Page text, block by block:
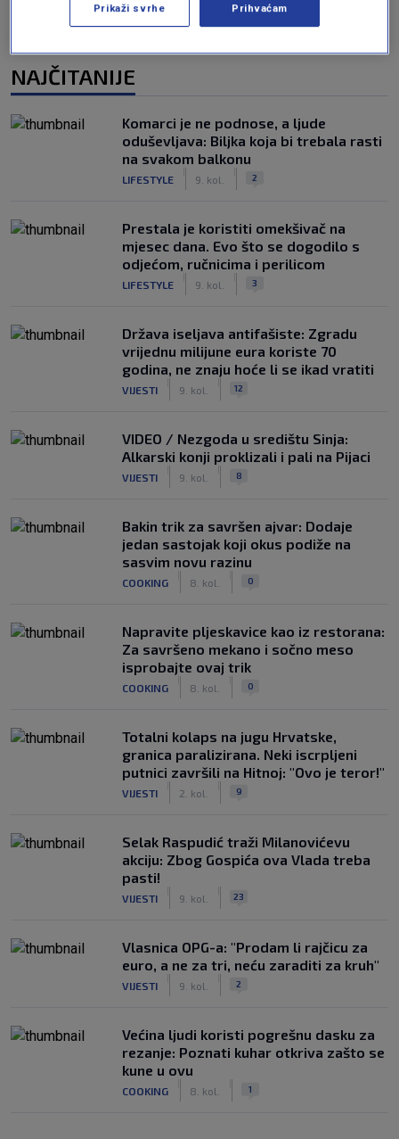
NAJČITANIJE
Komarci je ne podnose, a ljude
oduševljava: Biljka koja bi trebala rasti
na svakom balkonu
LIFESTYLE 9. kol. 2
Prestala je koristiti omekšivač na
mjesec dana. Evo što se dogodilo s
odjećom, ručnicima i perilicom
LIFESTYLE 9. kol. 3
Država iseljava antifašiste: Zgradu
vrijednu milijune eura koriste 70
godina, ne znaju hoće li se ikad vratiti
VIJESTI 9. kol. 12
VIDEO / Nezgoda u središtu Sinja:
Alkarski konji proklizali i pali na Pijaci
VIJESTI 9. kol. 8
Bakin trik za savršen ajvar: Dodaje
jedan sastojak koji okus podiže na
sasvim novu razinu
COOKING 8. kol. 0
Napravite pljeskavice kao iz restorana:
Za savršeno mekano i sočno meso
isprobajte ovaj trik
COOKING 8. kol. 0
Totalni kolaps na jugu Hrvatske,
granica paralizirana. Neki iscrpljeni
putnici završili na Hitnoj: "Ovo je teror!"
VIJESTI 2. kol. 9
Selak Raspudić traži Milanovićevu
akciju: Zbog Gospića ova Vlada treba
pasti!
VIJESTI 9. kol. 23
Vlasnica OPG-a: "Prodam li rajčicu za
euro, a ne za tri, neću zaraditi za kruh"
VIJESTI 9. kol. 2
Većina ljudi koristi pogrešnu dasku za
rezanje: Poznati kuhar otkriva zašto se
kune u ovu
COOKING 8. kol. 1
Prikaži svrhe Prihvaćam